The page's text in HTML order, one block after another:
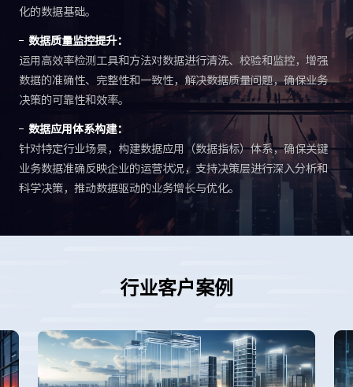
化的数据基础。
数据质量监控提升：
运用高效率检测工具和方法对数据进行清洗、校验和监控，增强
数据的准确性、完整性和一致性，解决数据质量问题，确保业务
决策的可靠性和效率。
数据应用体系构建：
针对特定行业场景，构建数据应用（数据指标）体系，确保关键
业务数据准确反映企业的运营状况，支持决策层进行深入分析和
科学决策，推动数据驱动的业务增长与优化。
行业客户案例